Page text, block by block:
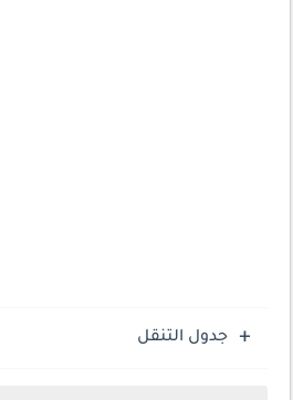
جدول التنقل